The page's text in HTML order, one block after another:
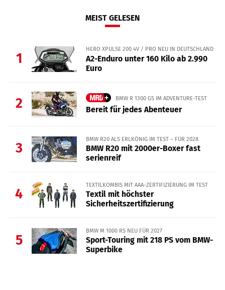
MEIST GELESEN
1
HERO XPULSE 200 4V / PRO NEU IN DEUTSCHLAND
A2-Enduro unter 160 Kilo ab 2.990
Euro
2 BMW R 1300 GS IM ADVENTURE-TEST
Bereit für jedes Abenteuer
3
BMW R20 ALS ERLKÖNIG IM TEST – FÜR 2028
BMW R20 mit 2000er-Boxer fast
serienreif
4
TEXTILKOMBIS MIT AAA-ZERTIFIZIERUNG IM TEST
Textil mit höchster
Sicherheitszertifizierung
5
BMW M 1000 RS NEU FÜR 2027
Sport-Touring mit 218 PS vom BMW-
Superbike